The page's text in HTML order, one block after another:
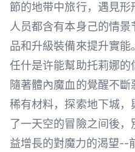
節的地带中旅行，遇見
人员都含有本身己的情
品和升級裝備來提升實
任什是许能幫助托莉娜
隨著體內魔血的覺醒不
稀有材料，探索地下城
了一天空的冒險之间後，
益增長的對魔力的渴望--